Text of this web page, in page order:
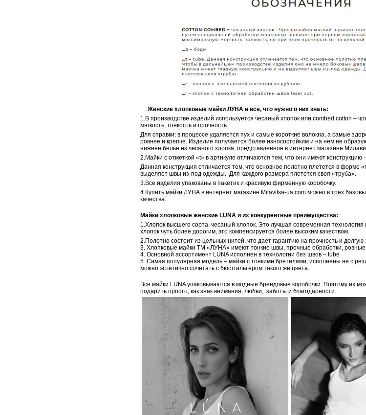
Женские хлопковые майки ЛУНА и всё, что нужно о них знать:
1.В производстве изделий используется чесаный хлопок или combed cotton –
мягкость, тонкость и прочность.
Для справки: в процессе удаляется пух и самые короткие волокна, а самые
ровнее и крепче. Изделие получается более износостойким и на нём не
нижнее бельё из чесаного хлопка, представленное в интернет магазине
2.Майки с отметкой «t» в артикуле отличаются тем, что они имеют конструкцию
Данная конструкция отличается тем, что основное полотно плетется в
выделяет швы из-под одежды. Для каждого размера плетется своя «труба».
3.Все изделия упакованы в пакетик и красивую фирменную коробочку.
4.Купить майки ЛУНА в интернет магазине Milavitsa-ua.com можно в трёх
качества.
Майки хлопковые женские LUNA и их конкурентные преимущества:
1.Хлопок высшего сорта, чесаный хлопок. Это лучшая современная
хлопок чуть более дорогим, это компенсируется более высоким качеством.
2.Полотно состоит из цельных нитей, что дает гарантию на прочность и долгую
3. Хлопковые майки ТМ «ЛУНА» имеют тонкие швы, прочные обработки,
4. Основной ассортимент LUNA исполнен в технологии без швов – tube
5. Самая популярная модель – майки с тонкими бретелями, исполнены не с
можно эстетично сочетать с бюстгальтером такого же цвета.
Все майки LUNA упаковываются в модные брендовые коробочки. Поэтому их
подарить просто, как знак внимания, любви, заботы и благодарности.